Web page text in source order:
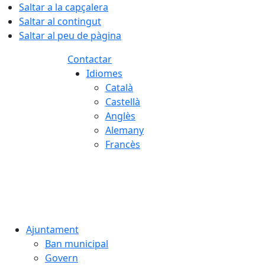
Saltar a la capçalera
Saltar al contingut
Saltar al peu de pàgina
Contactar
Idiomes
Català
Castellà
Anglès
Alemany
Francès
Ajuntament
Ban municipal
Govern